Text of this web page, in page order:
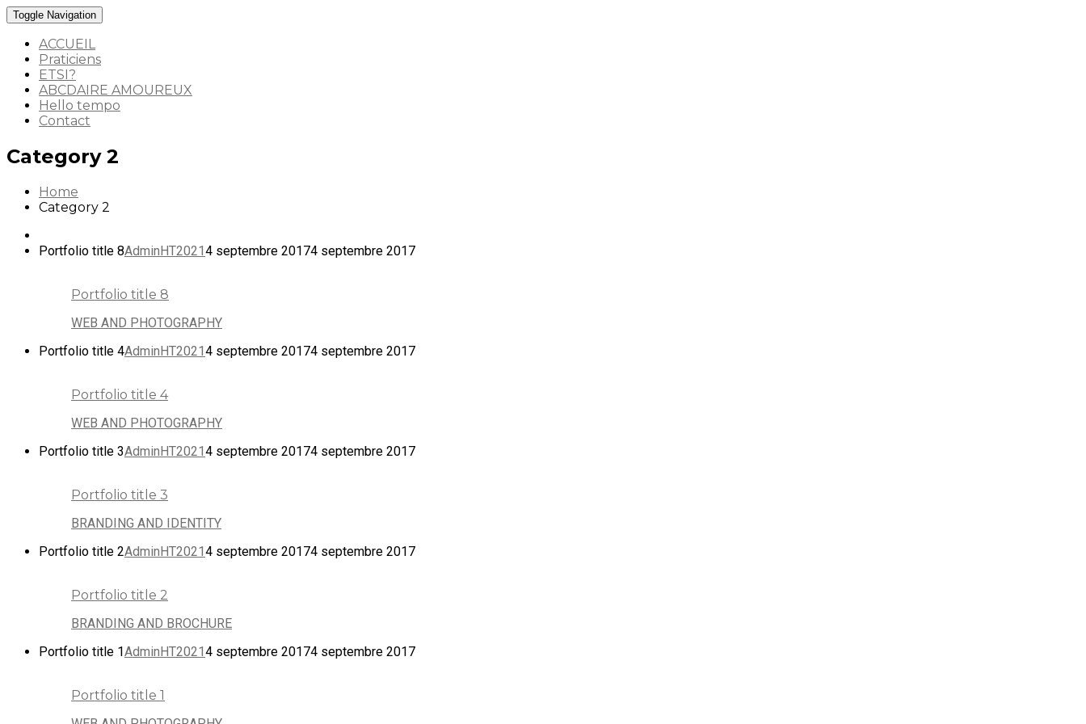
Toggle Navigation
ACCUEIL
Praticiens
ETSI?
ABCDAIRE AMOUREUX
Hello tempo
Contact
Category 2
Home
Category 2
Portfolio title 8AdminHT20214 septembre 20174 septembre 2017
Portfolio title 8
WEB AND PHOTOGRAPHY
Portfolio title 4AdminHT20214 septembre 20174 septembre 2017
Portfolio title 4
WEB AND PHOTOGRAPHY
Portfolio title 3AdminHT20214 septembre 20174 septembre 2017
Portfolio title 3
BRANDING AND IDENTITY
Portfolio title 2AdminHT20214 septembre 20174 septembre 2017
Portfolio title 2
BRANDING AND BROCHURE
Portfolio title 1AdminHT20214 septembre 20174 septembre 2017
Portfolio title 1